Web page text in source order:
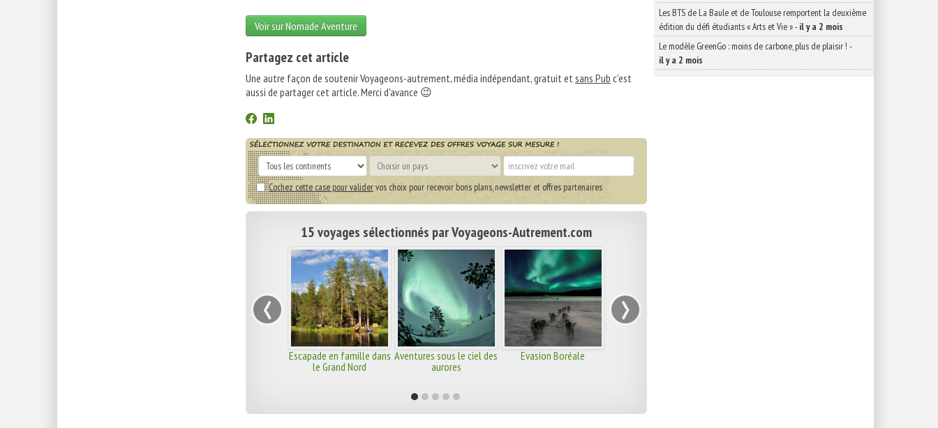
Voir sur Nomade Aventure
Partagez cet article
Une autre façon de soutenir Voyageons-autrement, média indépendant, gratuit etsans Pub c'est
aussi de partager cet article. Merci d'avance 😉
Cochez cette case pour validervos choix pour recevoir bons plans, newsletter et offres partenaires
15 voyages sélectionnés par Voyageons-Autrement.com
Escapade en famille dans
le Grand Nord
Aventures sous le ciel des
aurores
Evasion Boréale
‹ ›
Les BTS de La Baule et de Toulouse remportent la deuxième
édition du défi étudiants « Arts et Vie »-il y a 2 mois
Le modèle GreenGo : moins de carbone, plus de plaisir ! -
il y a 2 mois